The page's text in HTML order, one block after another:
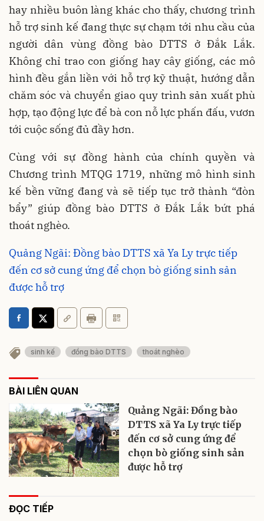
hay nhiều buôn làng khác cho thấy, chương trình
hỗ trợ sinh kế đang thực sự chạm tới nhu cầu của
người dân vùng đồng bào DTTS ở Đắk Lắk.
Không chỉ trao con giống hay cây giống, các mô
hình đều gắn liền với hỗ trợ kỹ thuật, hướng dẫn
chăm sóc và chuyển giao quy trình sản xuất phù
hợp, tạo động lực để bà con nỗ lực phấn đấu, vươn
tới cuộc sống đủ đầy hơn.
Cùng với sự đồng hành của chính quyền và
Chương trình MTQG 1719, những mô hình sinh
kế bền vững đang và sẽ tiếp tục trở thành “đòn
bẩy” giúp đồng bào DTTS ở Đắk Lắk bứt phá
thoát nghèo.
Quảng Ngãi: Đồng bào DTTS xã Ya Ly trực tiếp
đến cơ sở cung ứng để chọn bò giống sinh sản
được hỗ trợ
sinh kế đồng bào DTTS thoát nghèo
BÀI LIÊN QUAN
Quảng Ngãi: Đồng bào
DTTS xã Ya Ly trực tiếp
đến cơ sở cung ứng để
chọn bò giống sinh sản
được hỗ trợ
ĐỌC TIẾP